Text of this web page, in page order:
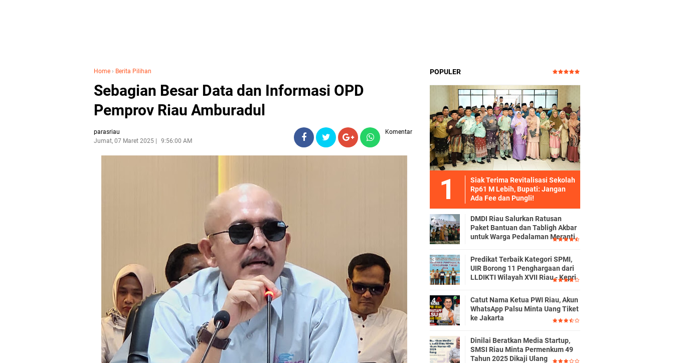
Home › Berita Pilihan
Sebagian Besar Data dan Informasi OPD
Pemprov Riau Amburadul
parasriau
Jumat, 07 Maret 2025
9:56:00 AM
Komentar
POPULER
Siak Terima Revitalisasi Sekolah
Rp61 M Lebih, Bupati: Jangan
Ada Fee dan Pungli!
DMDI Riau Salurkan Ratusan
Paket Bantuan dan Tabligh Akbar
untuk Warga Pedalaman Meranti
Predikat Terbaik Kategori SPMI,
UIR Borong 11 Penghargaan dari
LLDIKTI Wilayah XVII Riau - Kepri
Catut Nama Ketua PWI Riau, Akun
WhatsApp Palsu Minta Uang Tiket
ke Jakarta
Dinilai Beratkan Media Startup,
SMSI Riau Minta Permenkum 49
Tahun 2025 Dikaji Ulang